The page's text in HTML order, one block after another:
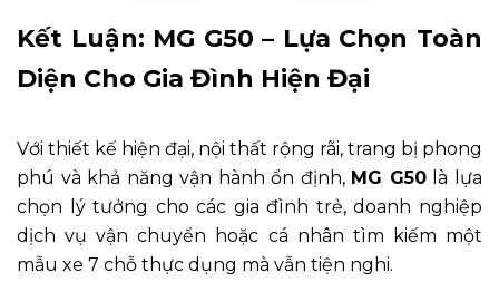
Kết Luận: MG G50 – Lựa Chọn Toàn
Diện Cho Gia Đình Hiện Đại
Với thiết kế hiện đại, nội thất rộng rãi, trang bị phong
phú và khả năng vận hành ổn định, MG G50là lựa
chọn lý tưởng cho các gia đình trẻ, doanh nghiệp
dịch vụ vận chuyển hoặc cá nhân tìm kiếm một
mẫu xe 7 chỗ thực dụng mà vẫn tiện nghi.